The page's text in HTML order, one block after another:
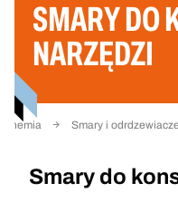
SMARY DO
NARZĘDZI
Chemia Smary i odrdzewiacze
Smary do
Filtruj